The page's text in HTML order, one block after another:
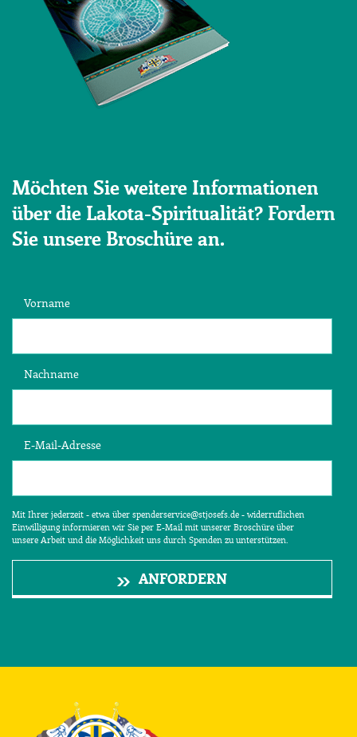
Möchten Sie weitere Informationen
über die Lakota-Spiritualität? Fordern
Sie unsere Broschüre an.
Vorname
Nachname
E-Mail-Adresse
Mit Ihrer jederzeit - etwa über spenderservice@stjosefs.de - widerruflichen
Einwilligung informieren wir Sie per E-Mail mit unserer Broschüre über
unsere Arbeit und die Möglichkeit uns durch Spenden zu unterstützen.
ANFORDERN